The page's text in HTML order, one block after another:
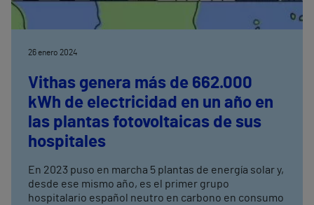
26 enero 2024
Vithas genera más de 662.000
kWh de electricidad en un año en
las plantas fotovoltaicas de sus
hospitales
En 2023 puso en marcha 5 plantas de energía solar y,
desde ese mismo año, es el primer grupo
hospitalario español neutro en carbono en consumo